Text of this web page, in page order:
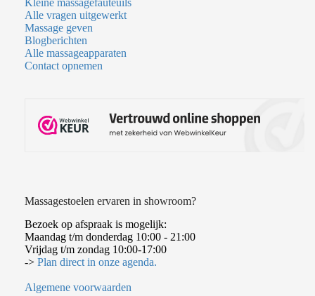
Kleine massagefauteuils
Alle vragen uitgewerkt
Massage geven
Blogberichten
Alle massageapparaten
Contact opnemen
Massagestoelen ervaren in showroom?
Bezoek op afspraak is mogelijk:
Maandag t/m donderdag 10:00 - 21:00
Vrijdag t/m zondag 10:00-17:00
-> Plan direct in onze agenda.
Algemene voorwaarden